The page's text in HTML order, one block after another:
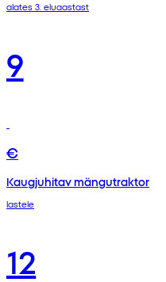
alates 3. eluaastast
9
€
Kaugjuhitav mängutraktor
lastele
12